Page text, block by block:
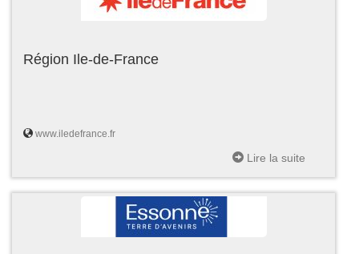
Région Ile-de-France
www.iledefrance.fr
Lire la suite